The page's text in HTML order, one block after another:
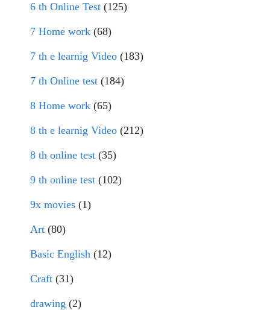
6 th Online Test (125)
7 Home work (68)
7 th e learnig Video (183)
7 th Online test (184)
8 Home work (65)
8 th e learnig Video (212)
8 th online test (35)
9 th online test (102)
9x movies (1)
Art (80)
Basic English (12)
Craft (31)
drawing (2)